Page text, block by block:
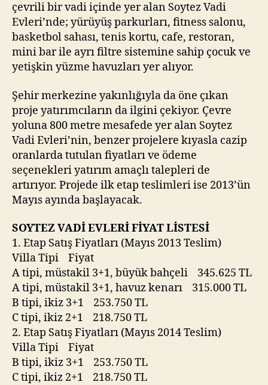
çevrili bir vadi içinde yer alan Soytez Vadi
Evleri’nde; yürüyüş parkurları, fitness salonu,
basketbol sahası, tenis kortu, cafe, restoran,
mini bar ile ayrı filtre sistemine sahip çocuk ve
yetişkin yüzme havuzları yer alıyor.
Şehir merkezine yakınlığıyla da öne çıkan
proje yatırımcıların da ilgini çekiyor. Çevre
yoluna 800 metre mesafede yer alan Soytez
Vadi Evleri’nin, benzer projelere kıyasla cazip
oranlarda tutulan fiyatları ve ödeme
seçenekleri yatırım amaçlı talepleri de
artırıyor. Projede ilk etap teslimleri ise 2013’ün
Mayıs ayında başlayacak.
SOYTEZ VADİ EVLERİ FİYAT LİSTESİ
1. Etap Satış Fiyatları (Mayıs 2013 Teslim)
Villa Tipi Fiyat
A tipi, müstakil 3+1, büyük bahçeli 345.625 TL
A tipi, müstakil 3+1, havuz kenarı 315.000 TL
B tipi, ikiz 3+1 253.750 TL
C tipi, ikiz 2+1 218.750 TL
2. Etap Satış Fiyatları (Mayıs 2014 Teslim)
Villa Tipi Fiyat
B tipi, ikiz 3+1 253.750 TL
C tipi, ikiz 2+1 218.750 TL